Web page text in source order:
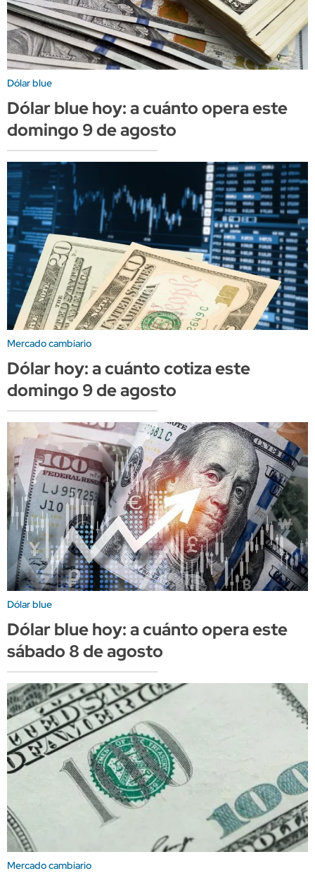
Dólar blue
Dólar blue hoy: a cuánto opera este
domingo 9 de agosto
Mercado cambiario
Dólar hoy: a cuánto cotiza este
domingo 9 de agosto
Dólar blue
Dólar blue hoy: a cuánto opera este
sábado 8 de agosto
Mercado cambiario